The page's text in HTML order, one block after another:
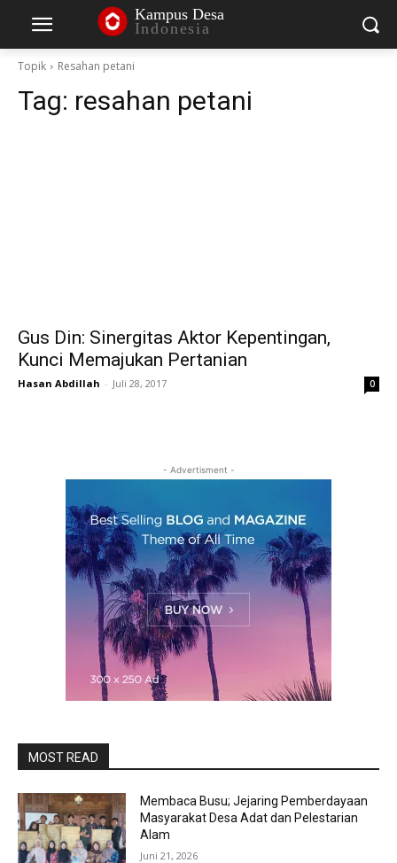
Kampus Desa
Indonesia
Topik Resahan petani
Tag: resahan petani
Gus Din: Sinergitas Aktor Kepentingan,
Kunci Memajukan Pertanian
Hasan Abdillah - Juli 28, 2017 0
- Advertisment -
MOST READ
Membaca Busu; Jejaring Pemberdayaan
Masyarakat Desa Adat dan Pelestarian
Alam
Juni 21, 2026